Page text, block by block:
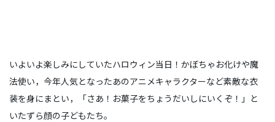
いよいよ楽しみにしていたハロウィン当日！かぼちゃお化けや魔
法使い，今年人気となったあのアニメキャラクターなど素敵な衣
装を身にまとい，「さあ！お菓子をちょうだいしにいくぞ！」と
いたずら顔の子どもたち。